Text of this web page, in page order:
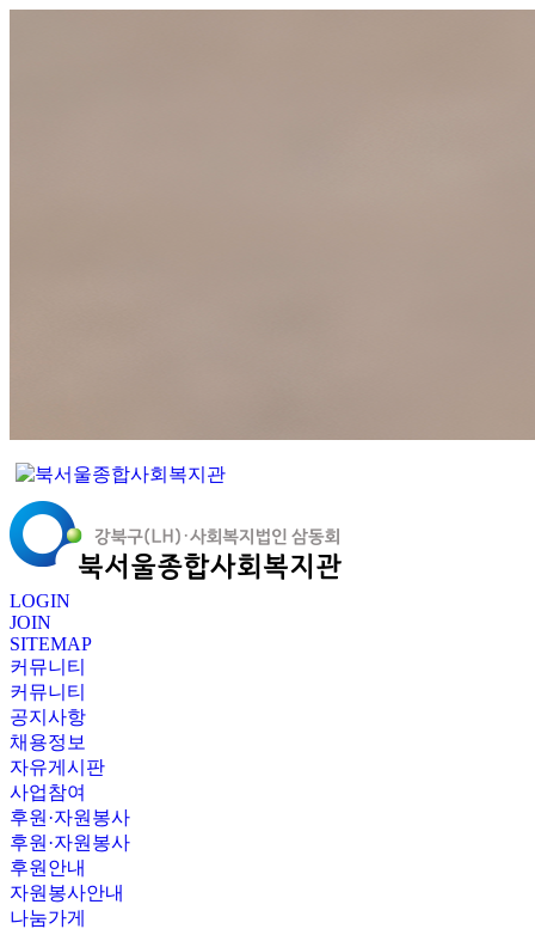
LOGIN
JOIN
SITEMAP
커뮤니티
커뮤니티
공지사항
채용정보
자유게시판
사업참여
후원·자원봉사
후원·자원봉사
후원안내
자원봉사안내
나눔가게